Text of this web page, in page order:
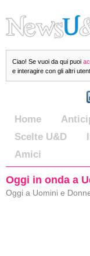
Ciao! Se vuoi da qui puoi
e interagire con gli altri
Home
Scelte U&D
Amici
Oggi in onda a
Oggi a Uomini e